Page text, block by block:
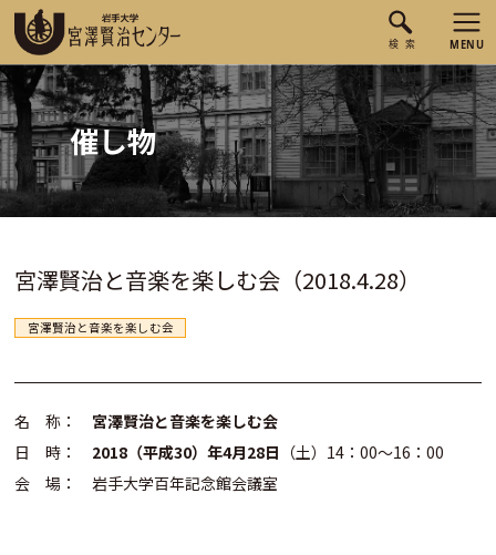
催し物
宮澤賢治と音楽を楽しむ会（2018.4.28）
宮澤賢治と音楽を楽しむ会
名 称： 宮澤賢治と音楽を楽しむ会
日 時： 2018（平成30）年4月28日 （土）14：00～16：00
会 場： 岩手大学百年記念館会議室